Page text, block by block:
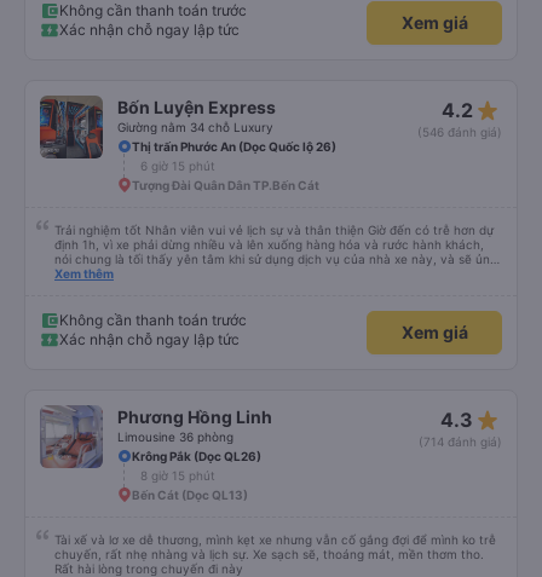
Không cần thanh toán trước
Xác nhận chỗ ngay lập tức
Xem giá
Bốn Luyện Express
Giường nằm 34 chỗ Luxury
4.2 star_rate
(546 đánh giá)
Thị trấn Phước An (Dọc Quốc lộ 26)
6 giờ 15 phút
Tượng Đài Quân Dân TP.Bến Cát
Trải nghiệm tốt Nhân viên vui vẻ lịch sự và thân thiện Giờ đến có trễ hơn dự
định 1h, vì xe phải dừng nhiều và lên xuống hàng hóa và rước hành khách,
nói chung là tối thấy yên tâm khi sử dụng dịch vụ của nhà xe này, và sẽ ủng
hộ và giới thiệu cho người thân sử dụng dịch vụ của nhà xe này
Xem thêm
Không cần thanh toán trước
Xác nhận chỗ ngay lập tức
Xem giá
Phương Hồng Linh
Limousine 36 phòng
4.3 star_rate
(714 đánh giá)
Krông Pắk (Dọc QL26)
8 giờ 15 phút
Bến Cát (Dọc QL13)
Tài xế và lơ xe dễ thương, mình kẹt xe nhưng vẫn cố gắng đợi để mình ko trễ
chuyến, rất nhẹ nhàng và lịch sự. Xe sạch sẽ, thoáng mát, mền thơm tho.
Rất hài lòng trong chuyến đi này